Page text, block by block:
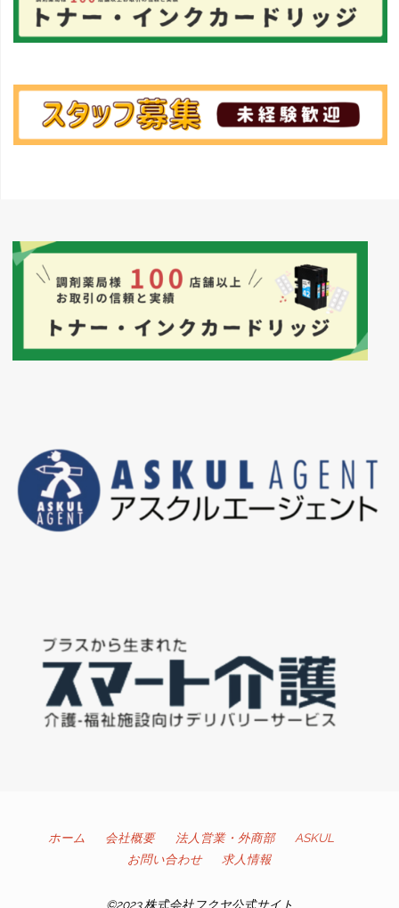
ホーム 会社概要 法人営業・外商部
ASKUL
お問い合わせ
求人情報
©2023 株式会社フクヤ公式サイト